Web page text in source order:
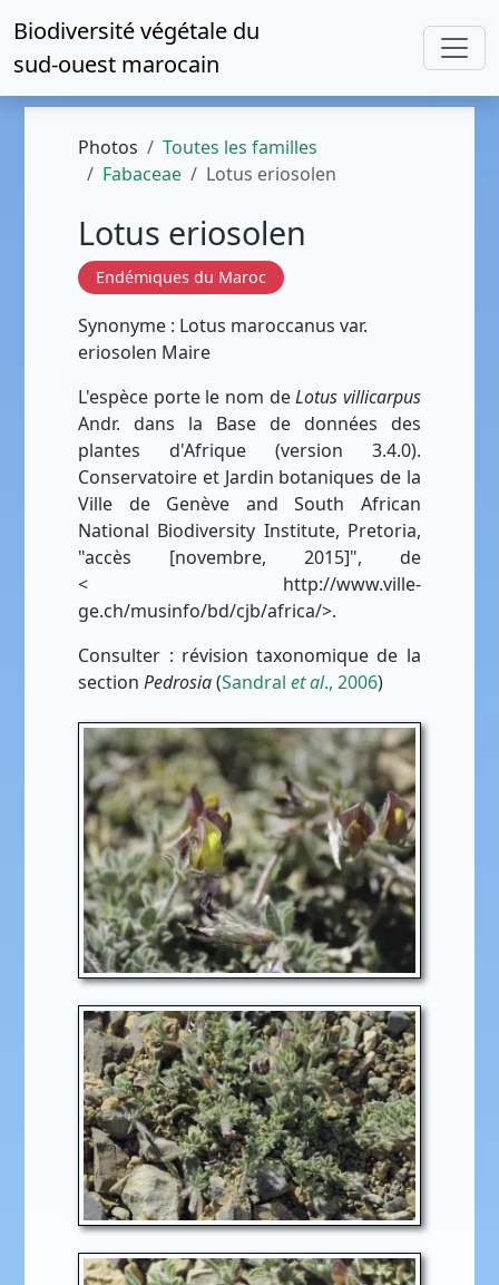
Biodiversité végétale du
sud-ouest marocain
Photos
Toutes les familles
Fabaceae
Lotus eriosolen
Lotus eriosolen
Endémiques du Maroc
Synonyme : Lotus maroccanus var.
eriosolen Maire
L'espèce porte le nom deLotus villicarpus
Andr. dans la Base de données des
plantes d'Afrique (version 3.4.0).
Conservatoire et Jardin botaniques de la
Ville de Genève and South African
National Biodiversity Institute, Pretoria,
"accès [novembre, 2015]", de
< http://www.ville-
ge.ch/musinfo/bd/cjb/africa/>.
Consulter : révision taxonomique de la
sectionPedrosia(Sandralet al., 2006)